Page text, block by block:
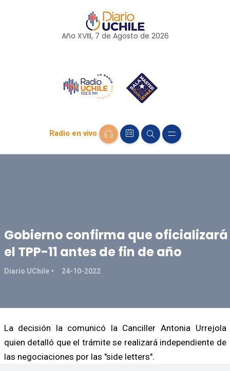
Año XVIII, 7 de Agosto de 2026
Radio en vivo
Gobierno confirma que oficializará
el TPP-11 antes de fin de año
Diario UChile 24-10-2022
La decisión la comunicó la Canciller Antonia Urrejola
quien detalló que el trámite se realizará independiente de
las negociaciones por las "side letters".